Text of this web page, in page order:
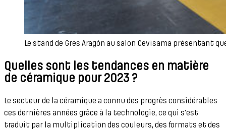
Le stand de Gres Aragón au salon Cevisama présentant
Quelles sont les tendances en matière
de céramique pour 2023 ?
Le secteur de la céramique a connu des progrès considérables
ces dernières années grâce à la technologie, ce qui s'est
traduit par la multiplication des couleurs, des formats et des